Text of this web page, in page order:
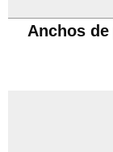
Anchos